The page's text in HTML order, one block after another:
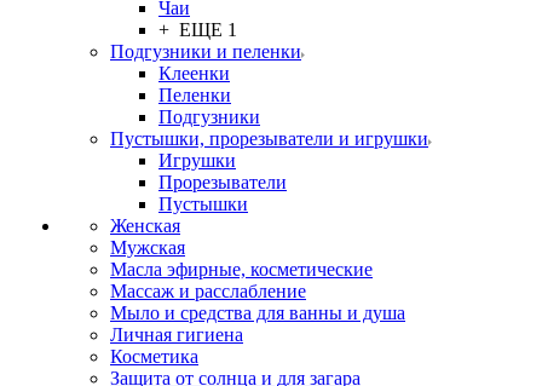
Чаи
+ ЕЩЕ 1
Подгузники и пеленки
Клеенки
Пеленки
Подгузники
Пустышки, прорезыватели и игрушки
Игрушки
Прорезыватели
Пустышки
Женская
Мужская
Масла эфирные, косметические
Массаж и расслабление
Мыло и средства для ванны и душа
Личная гигиена
Косметика
Защита от солнца и для загара